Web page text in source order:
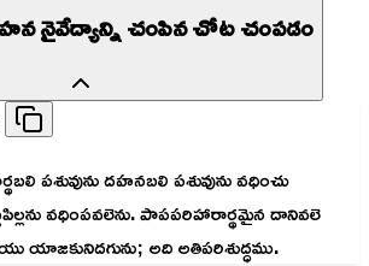
నైవేద్యాన్ని చంపిన చోట చంపడం
పశువును దహనబలి పశువును వధించు
వధింపవలెను. పాపపరిహారార్థమైన దానివలె
యాజకునిదగును; అది అతిపరిశుద్ధము.